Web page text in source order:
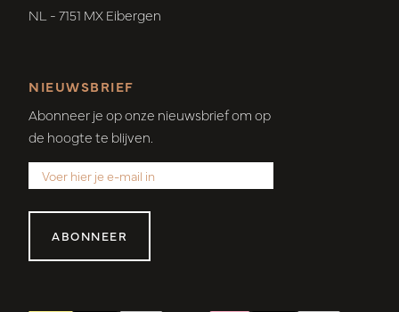
NL - 7151 MX Eibergen
NIEUWSBRIEF
Abonneer je op onze nieuwsbrief om op
de hoogte te blijven.
ABONNEER